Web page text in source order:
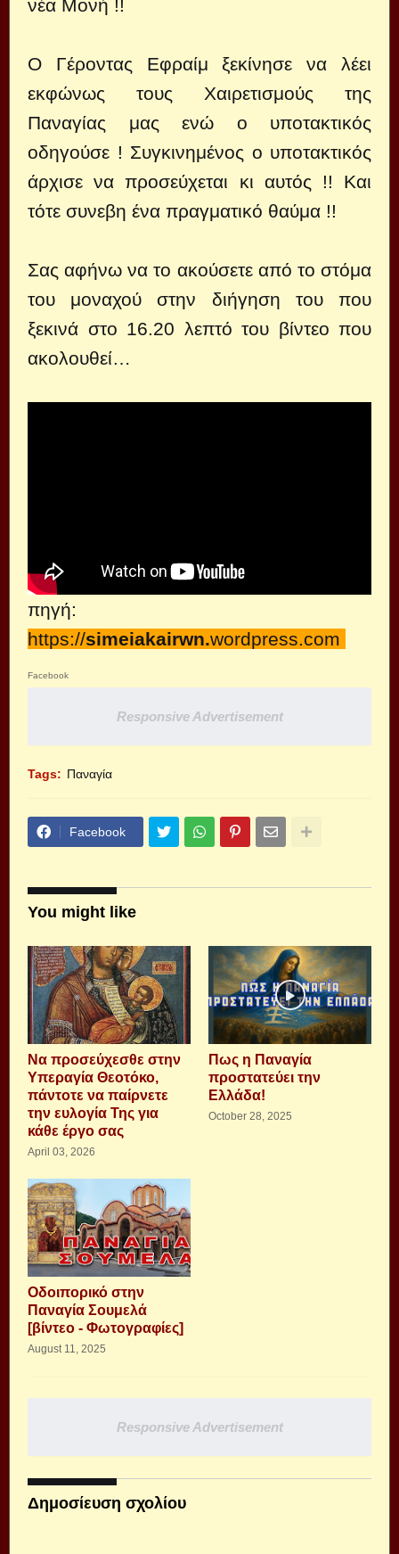
νέα Μονή !!
Ο Γέροντας Εφραίμ ξεκίνησε να λέει
εκφώνως τους Χαιρετισμούς της
Παναγίας μας ενώ ο υποτακτικός
οδηγούσε ! Συγκινημένος ο υποτακτικός
άρχισε να προσεύχεται κι αυτός !! Και
τότε συνεβη ένα πραγματικό θαύμα !!
Σας αφήνω να το ακούσετε από το στόμα
του μοναχού στην διήγηση του που
ξεκινά στο 16.20 λεπτό του βίντεο που
ακολουθεί…
πηγή:
https://simeiakairwn.wordpress.com
Facebook
Responsive Advertisement
Tags: Παναγία
Facebook
You might like
Να προσεύχεσθε στην
Υπεραγία Θεοτόκο,
πάντοτε να παίρνετε
την ευλογία Της για
κάθε έργο σας
April 03, 2026
Πως η Παναγία
προστατεύει την
Ελλάδα!
October 28, 2025
Οδοιπορικό στην
Παναγία Σουμελά
[βίντεο - Φωτογραφίες]
August 11, 2025
Responsive Advertisement
Δημοσίευση σχολίου